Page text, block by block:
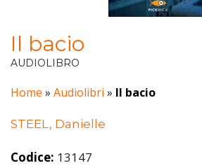
Il bacio
AUDIOLIBRO
Home » Audiolibri » Il bacio
STEEL, Danielle
Codice: 13147